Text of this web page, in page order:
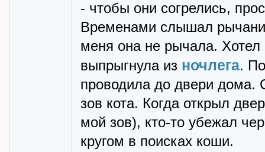
- чтобы они согрелись,
Временами слышал
меня она не рычала.
выпрыгнула из ночлега.
проводила до двери дома.
зов кота. Когда открыл
мой зов), кто-то убежал
кругом в поисках коши.